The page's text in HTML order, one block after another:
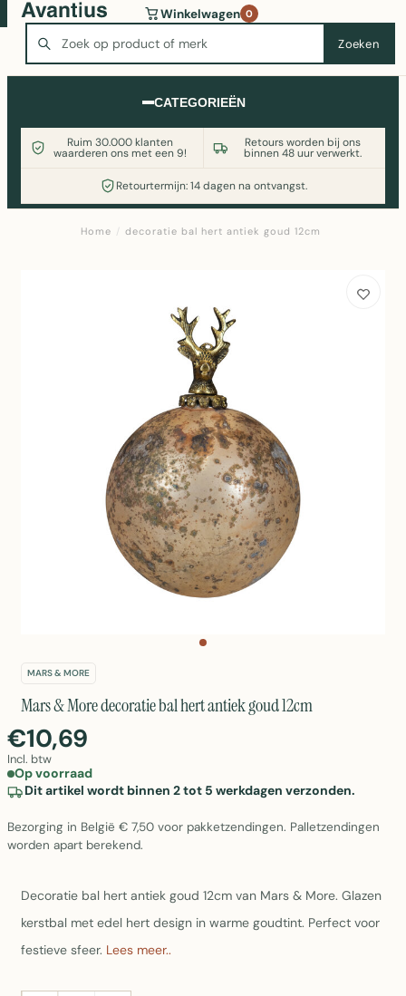
Zoeken
Winkelwagen 0
CATEGORIEËN
Ruim 30.000 klanten
waarderen ons met een 9!
Retours worden bij ons
binnen 48 uur verwerkt.
Retourtermijn: 14 dagen na ontvangst.
Wasmachine of koelkast nodig? Vergelijk alle prijzen op
Witgoedaanbod.nl
Home / decoratie bal hert antiek goud 12cm
MARS & MORE
Mars & More decoratie bal hert antiek goud 12cm
€10,69
Incl. btw
Op voorraad
Dit artikel wordt binnen 2 tot 5 werkdagen verzonden.
Bezorging in België € 7,50 voor pakketzendingen. Palletzendingen
worden apart berekend.
Decoratie bal hert antiek goud 12cm van Mars & More. Glazen
kerstbal met edel hert design in warme goudtint. Perfect voor
festieve sfeer. Lees meer..